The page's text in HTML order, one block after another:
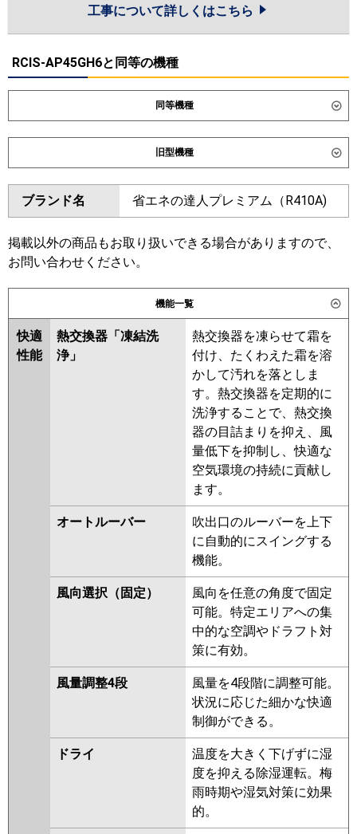
工事について詳しくはこちら
RCIS-AP45GH6と同等の機種
同等機種
ダイキン SSRK45DT SSRK45DNT
東芝 GSXA04513MUB GSXA04513XU
三菱電機 PMZ-ZRMP45F6 PMZ-
ZRMP45FF6
日立 RCIS-GP45RGH8
三菱重工 FDTSZ456H6S
パナソニック
旧型機種
ダイキン SSRK45CT SSRK45CNT
SSRK45BYT SSRK45BYNT
SSRK45BJNT SSRK45BJT
SSRK45BFT SSRK45BFNT
SSRK45BCT
東芝 RSXA04533MUB RSXA04533MU
RSXA04533XU
三菱電機 PMZ-ZRMP45F5 PMZ-
ZRMP45FF5 PMZ-ZRMP45F4
PMZ-ZRMP45FF4 PMZ-
ZRMP45FF3
PMZ-ZRMP45F3
PMZ-ZRMP45FF2 PMZ-
ZRMP45F2 PMZ-ZRMP45FFZ
PMZ-ZRMP45FZ PMZ-
ZRMP45FFY PMZ-ZRMP45FY
PMZ-ZRMP45FFV
ZRMP45FV PMZ-ZRMP45FFR
PMZ-ZRMP45FR
RCIS-GP45RGH7
RCIS-GP45RGH5 RCIS-GP45RGH4
RCIS-GP45RGH3 RCIS-AP45GH7
RCIS-GP45RGH2 RCIS-
GP45RGH1
三菱重工
FDTSZ455HA5SA
FDTSZ455H5SA FDTSZ455H5S
ブランド名 省エネの達人プレミアム（R410A)
掲載以外の商品もお取り扱いできる場合がありますので、
お問い合わせください。
機能一覧
快適
性能
熱交換器「凍結洗
浄」
熱交換器を凍らせて霜を
付け、たくわえた霜を溶
かして汚れを落としま
す。熱交換器を定期的に
洗浄することで、熱交換
器の目詰まりを抑え、風
量低下を抑制し、快適な
空気環境の持続に貢献し
ます。
オートルーバー
吹出口のルーバーを上下
に自動的にスイングする
機能。
風向選択（固定）
風向を任意の角度で固定
可能。特定エリアへの集
中的な空調やドラフト対
策に有効。
風量調整4段
風量を4段階に調整可能。
状況に応じた細かな快適
制御ができる。
ドライ
温度を大きく下げずに湿
度を抑える除湿運転。梅
雨時期や湿気対策に効果
的。